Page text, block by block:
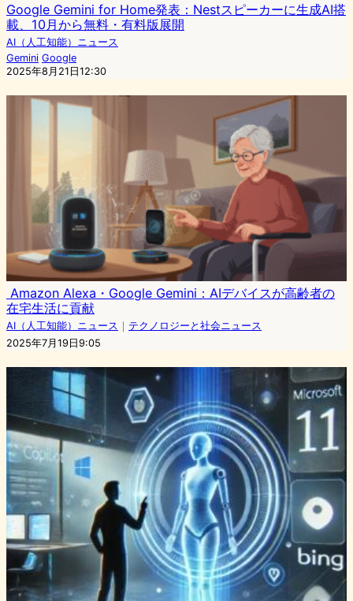
Google Gemini for Home発表：Nestスピーカーに生成AI搭
載、10月から無料・有料版展開
AI（人工知能）ニュース
Gemini Google
2025年8月21日12:30
Amazon Alexa・Google Gemini：AIデバイスが高齢者の
在宅生活に貢献
AI（人工知能）ニュース ｜ テクノロジーと社会ニュース
2025年7月19日9:05